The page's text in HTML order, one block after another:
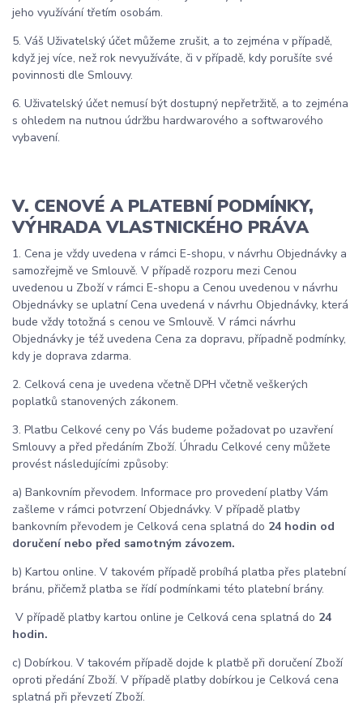
jeho využívání třetím osobám.
5. Váš Uživatelský účet můžeme zrušit, a to zejména v případě,
když jej více, než rok nevyužíváte, či v případě, kdy porušíte své
povinnosti dle Smlouvy.
6. Uživatelský účet nemusí být dostupný nepřetržitě, a to zejména
s ohledem na nutnou údržbu hardwarového a softwarového
vybavení.
V. CENOVÉ A PLATEBNÍ PODMÍNKY,
VÝHRADA VLASTNICKÉHO PRÁVA
1. Cena je vždy uvedena v rámci E-shopu, v návrhu Objednávky a
samozřejmě ve Smlouvě. V případě rozporu mezi Cenou
uvedenou u Zboží v rámci E-shopu a Cenou uvedenou v návrhu
Objednávky se uplatní Cena uvedená v návrhu Objednávky, která
bude vždy totožná s cenou ve Smlouvě. V rámci návrhu
Objednávky je též uvedena Cena za dopravu, případně podmínky,
kdy je doprava zdarma.
2. Celková cena je uvedena včetně DPH včetně veškerých
poplatků stanovených zákonem.
3. Platbu Celkové ceny po Vás budeme požadovat po uzavření
Smlouvy a před předáním Zboží. Úhradu Celkové ceny můžete
provést následujícími způsoby:
a) Bankovním převodem. Informace pro provedení platby Vám
zašleme v rámci potvrzení Objednávky. V případě platby
bankovním převodem je Celková cena splatná do 24 hodin od
doručení nebo před samotným závozem.
b) Kartou online. V takovém případě probíhá platba přes platební
bránu, přičemž platba se řídí podmínkami této platební brány.
V případě platby kartou online je Celková cena splatná do 24
hodin.
c) Dobírkou. V takovém případě dojde k platbě při doručení Zboží
oproti předání Zboží. V případě platby dobírkou je Celková cena
splatná při převzetí Zboží.